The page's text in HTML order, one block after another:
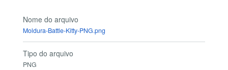
Nome do arquivo
Moldura-Battle-Kitty-PNG.png
Tipo do arquivo
PNG